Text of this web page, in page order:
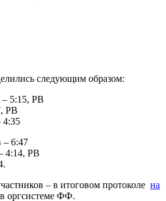
следующим образом:
– 5:15, PB
PB
4:35
– 6:47
4:14, PB
– в итоговом протоколе на
в оргсистеме ФФ.